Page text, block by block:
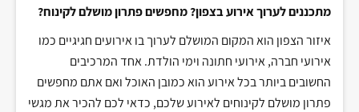
מתכננים לערוך אירוע בצפון? מחפשים פתרון מושלם לקינוח?
איזור הצפון הוא המקום המושלם לערוך בו אירועים חגיגיים כמו
אירועי חברה, אירועי חתונה וימי הולדת. אחד המרכיבים
החשובים ביותר בכל אירוע הוא כמובן האוכל ואם אתם מחפשים
פתרון מושלם לקינוחים לאירוע שלכם, כדאי לכם להכיר את מגשי